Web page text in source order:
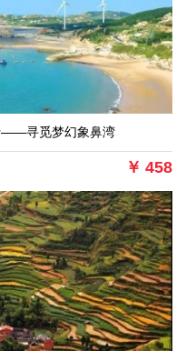
——寻觅梦幻象鼻湾
￥ 458